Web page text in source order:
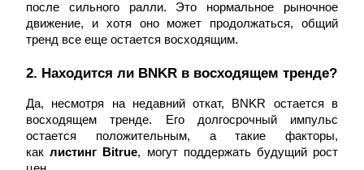
Изучите стейкинг
Узнайте о пассивном доходе
Bitrue
после сильного ралли. Это нормальное рыночное
движение, и хотя оно может продолжаться, общий
тренд все еще остается восходящим.
2. Находится ли BNKR в восходящем тренде?
Да, несмотря на недавний откат, BNKR остается в
восходящем тренде. Его долгосрочный импульс
остается положительным, а такие факторы,
как листинг Bitrue, могут поддержать будущий рост